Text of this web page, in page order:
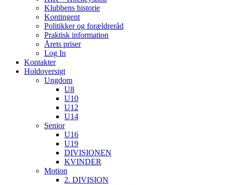
Klubbens historie
Kontingent
Politikker og forældreråd
Praktisk information
Årets priser
Log In
Kontakter
Holdoversigt
Ungdom
U8
U10
U12
U14
Senior
U16
U19
DIVISIONEN
KVINDER
Motion
2. DIVISION